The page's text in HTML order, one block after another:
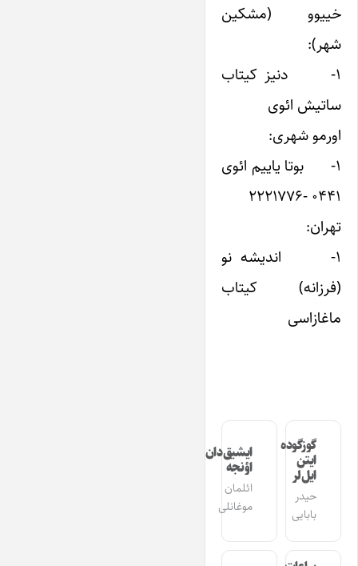
خییوو (مشکین
شهر):
۱- دنیز کیتاب
ساتیش ائوی
اورمو شهری:
۱- بوتا یاییم ائوی
۰۴۴۱ -۲۲۲۱۷۷۶
تهران:
۱- اندیشه نو
(فرزانه) کیتاب
ماغازاسی
گوزگوده
ایتن
ایل‌لر
حیدر
بابایی
ایشیق‌دان
اؤنجه
ائلمان
موغانلی